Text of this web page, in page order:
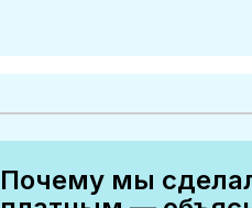
Почему мы